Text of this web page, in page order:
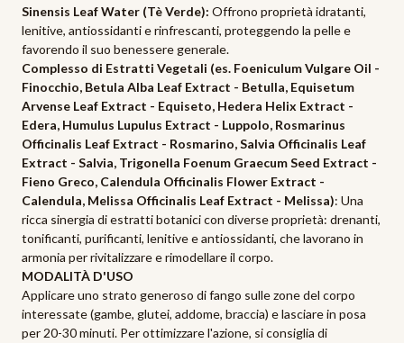
Sinensis Leaf Water (Tè Verde): Offrono proprietà idratanti,
lenitive, antiossidanti e rinfrescanti, proteggendo la pelle e
favorendo il suo benessere generale.
Complesso di Estratti Vegetali (es. Foeniculum Vulgare Oil -
Finocchio, Betula Alba Leaf Extract - Betulla, Equisetum
Arvense Leaf Extract - Equiseto, Hedera Helix Extract -
Edera, Humulus Lupulus Extract - Luppolo, Rosmarinus
Officinalis Leaf Extract - Rosmarino, Salvia Officinalis Leaf
Extract - Salvia, Trigonella Foenum Graecum Seed Extract -
Fieno Greco, Calendula Officinalis Flower Extract -
Calendula, Melissa Officinalis Leaf Extract - Melissa): Una
ricca sinergia di estratti botanici con diverse proprietà: drenanti,
tonificanti, purificanti, lenitive e antiossidanti, che lavorano in
armonia per rivitalizzare e rimodellare il corpo.
MODALITÀ D'USO
Applicare uno strato generoso di fango sulle zone del corpo
interessate (gambe, glutei, addome, braccia) e lasciare in posa
per 20-30 minuti. Per ottimizzare l'azione, si consiglia di